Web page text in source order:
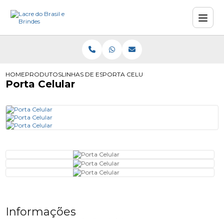
HOMEPRODUTOSLINHAS DE ESCRITÓRIO
PORTA CELULAR
Porta Celular
Informações